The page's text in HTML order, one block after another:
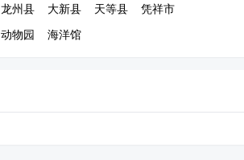
龙州县 大新县 天等县
凭祥市
动物园 海洋馆